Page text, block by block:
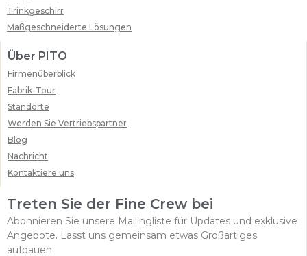
Trinkgeschirr
Maßgeschneiderte Lösungen
Über PITO
Firmenüberblick
Fabrik-Tour
Standorte
Werden Sie Vertriebspartner
Blog
Nachricht
Kontaktiere uns
Treten Sie der Fine Crew bei
Abonnieren Sie unsere Mailingliste für Updates und exklusive
Angebote. Lasst uns gemeinsam etwas Großartiges
aufbauen.